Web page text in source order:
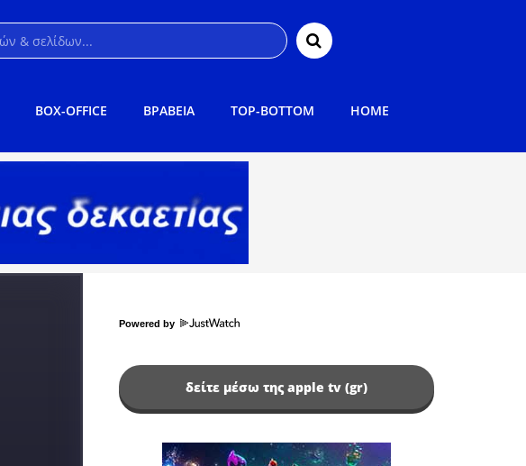
BOX-OFFICE ΒΡΑΒΕΙΑ TOP-BOTTOM HOME
Powered by
δείτε μέσω της apple tv (gr)